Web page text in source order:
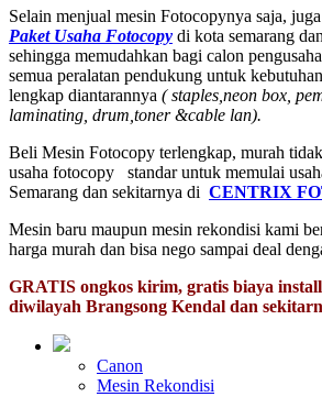
Selain menjual mesin Fotocopynya saja,
Paket Usaha Fotocopy di kota semarang
sehingga memudahkan bagi calon
semua peralatan pendukung untuk
lengkap diantarannya ( staples,neon box,
laminating, drum,toner &cable lan).
Beli Mesin Fotocopy terlengkap, murah
usaha fotocopy standar untuk memulai
Semarang dan sekitarnya di CENTRIX
Mesin baru maupun mesin rekondisi kami
harga murah dan bisa nego sampai deal
GRATIS ongkos kirim, gratis biaya
diwilayah Brangsong Kendal dan
Canon
Mesin Rekondisi